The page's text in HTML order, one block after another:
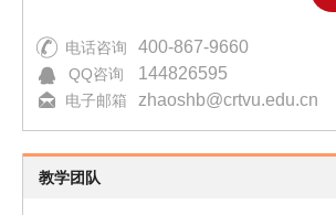
电话咨询 400-867-9660
QQ咨询 144826595
电子邮箱 zhaoshb@crtvu.edu.cn
教学团队